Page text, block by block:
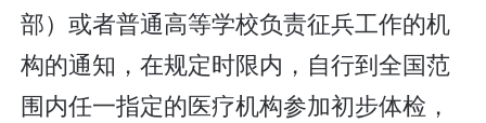
部）或者普通高等学校负责征兵工作的机
构的通知，在规定时限内，自行到全国范
围内任一指定的医疗机构参加初步体检，